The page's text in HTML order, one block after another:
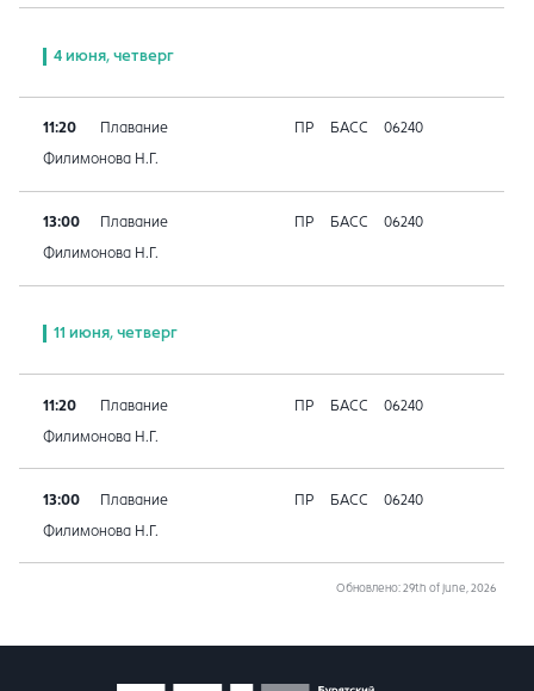
4 июня, четверг
11:20 Плавание ПР БАСС 06240
Филимонова Н.Г.
13:00 Плавание ПР БАСС 06240
Филимонова Н.Г.
11 июня, четверг
11:20 Плавание ПР БАСС 06240
Филимонова Н.Г.
13:00 Плавание ПР БАСС 06240
Филимонова Н.Г.
Обновлено: 29th of june, 2026